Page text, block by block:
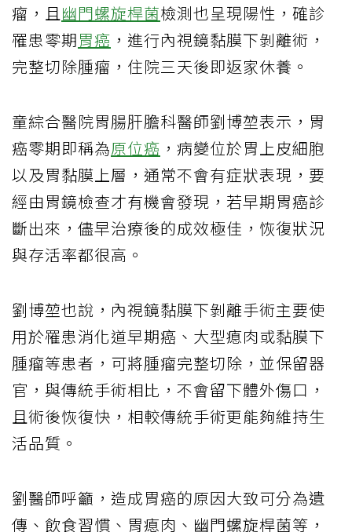
瘤，且 幽門螺旋桿菌檢測也呈現陽性，確診
罹患零期胃癌 ，進行內視鏡黏膜下剝離術，
完整切除腫瘤，住院三天後即返家休養。
童綜合醫院胃腸肝膽科醫師劉博堃表示，胃
癌零期即稱為原位癌 ，病變位於胃上皮細胞
以及胃黏膜上層，通常不會有症狀表現，要
經由胃鏡檢查才有機會發現，若早期胃癌診
斷出來，儘早治療後的成效極佳，恢復狀況
與存活率都很高。
劉博堃也說，內視鏡黏膜下剝離手術主要使
用於罹患消化道早期癌、大型瘜肉或黏膜下
腫瘤等患者，可將腫瘤完整切除，並保留器
官，與傳統手術相比，不會留下體外傷口，
且術後恢復快，相較傳統手術更能夠維持生
活品質。
劉醫師呼籲，造成胃癌的原因大致可分為遺
傳、飲食習慣、胃瘜肉、幽門螺旋桿菌等，